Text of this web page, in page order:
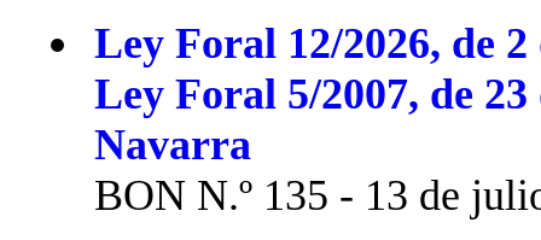
Ley Foral 12/2026, de
Ley Foral 5/2007, de
Navarra
BON N.º 135 - 13 de